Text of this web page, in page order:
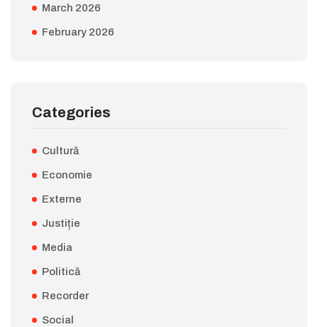
March 2026
February 2026
Categories
Cultură
Economie
Externe
Justiție
Media
Politică
Recorder
Social